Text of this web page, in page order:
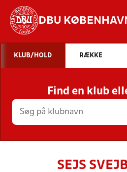
DBU
STILLINGER,
HOLD
KLUB/HOLD RÆKKE
Find en klub
SEJS